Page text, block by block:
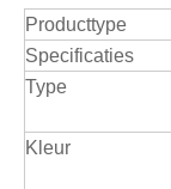
Producttype
Specificaties
Type
Kleur